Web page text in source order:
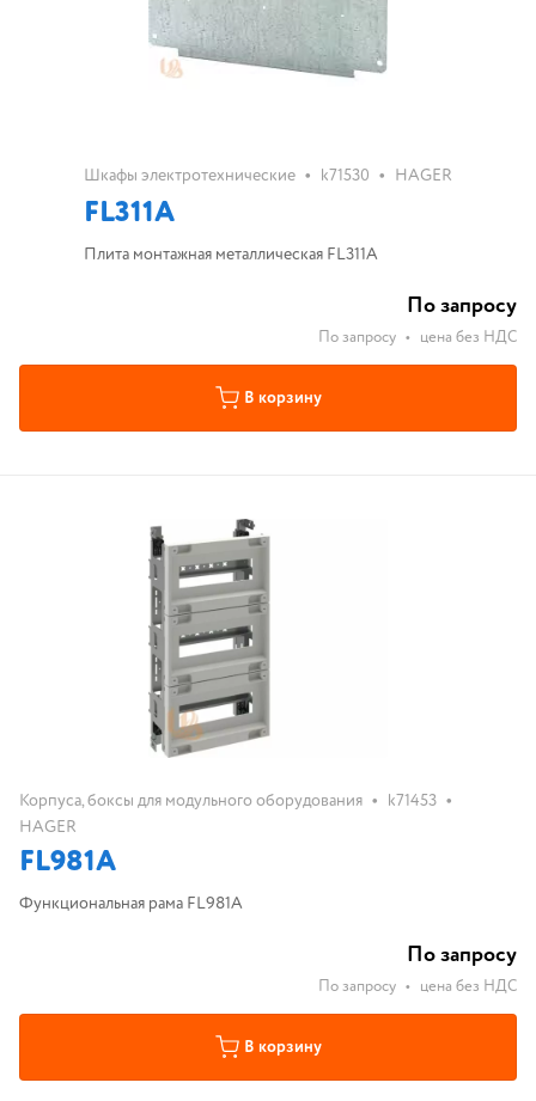
Шкафы электротехнические • k71530 • HAGER
FL311A
Плита монтажная металлическая FL311A
По запросу
По запросу • цена без НДС
В корзину
Корпуса, боксы для модульного оборудования • k71453 •
HAGER
FL981A
Функциональная рама FL981A
По запросу
По запросу • цена без НДС
В корзину